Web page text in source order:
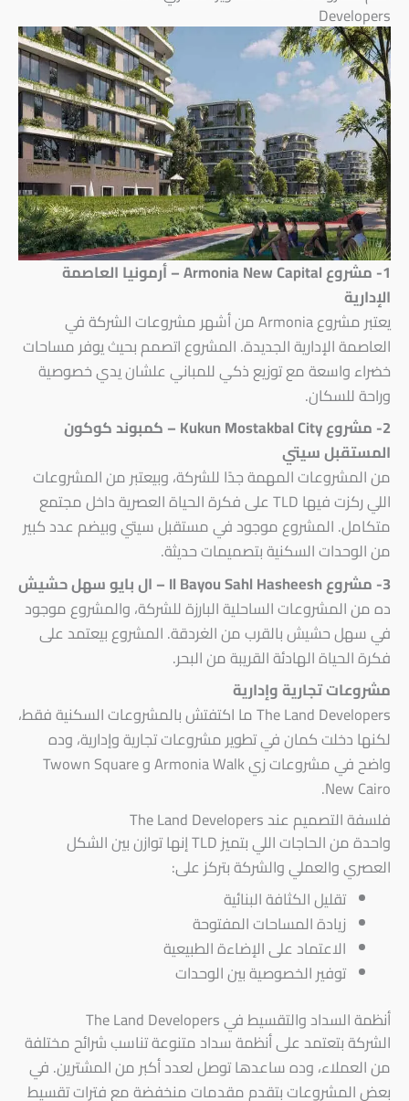
Developers
1- مشروع Armonia New Capital – أرمونيا العاصمة
الإدارية
يعتبر مشروع Armonia من أشهر مشروعات الشركة في
العاصمة الإدارية الجديدة. المشروع اتصمم بحيث يوفر مساحات
خضراء واسعة مع توزيع ذكي للمباني علشان يدي خصوصية
وراحة للسكان.
2- مشروع Kukun Mostakbal City – كمبوند كوكون
المستقبل سيتي
من المشروعات المهمة جدًا للشركة، وبيعتبر من المشروعات
اللي ركزت فيها TLD على فكرة الحياة العصرية داخل مجتمع
متكامل. المشروع موجود في مستقبل سيتي وبيضم عدد كبير
من الوحدات السكنية بتصميمات حديثة.
3- مشروع Il Bayou Sahl Hasheesh – ال بايو سهل حشيش
ده من المشروعات الساحلية البارزة للشركة، والمشروع موجود
في سهل حشيش بالقرب من الغردقة. المشروع بيعتمد على
فكرة الحياة الهادئة القريبة من البحر.
مشروعات تجارية وإدارية
The Land Developers ما اكتفتش بالمشروعات السكنية فقط،
لكنها دخلت كمان في تطوير مشروعات تجارية وإدارية، وده
واضح في مشروعات زي Armonia Walk و Twown Square
New Cairo.
فلسفة التصميم عند The Land Developers
واحدة من الحاجات اللي بتميز TLD إنها توازن بين الشكل
العصري والعملي والشركة بتركز على:
تقليل الكثافة البنائية
زيادة المساحات المفتوحة
الاعتماد على الإضاءة الطبيعية
توفير الخصوصية بين الوحدات
أنظمة السداد والتقسيط في The Land Developers
الشركة بتعتمد على أنظمة سداد متنوعة تناسب شرائح مختلفة
من العملاء، وده ساعدها توصل لعدد أكبر من المشترين. في
بعض المشروعات بتقدم مقدمات منخفضة مع فترات تقسيط